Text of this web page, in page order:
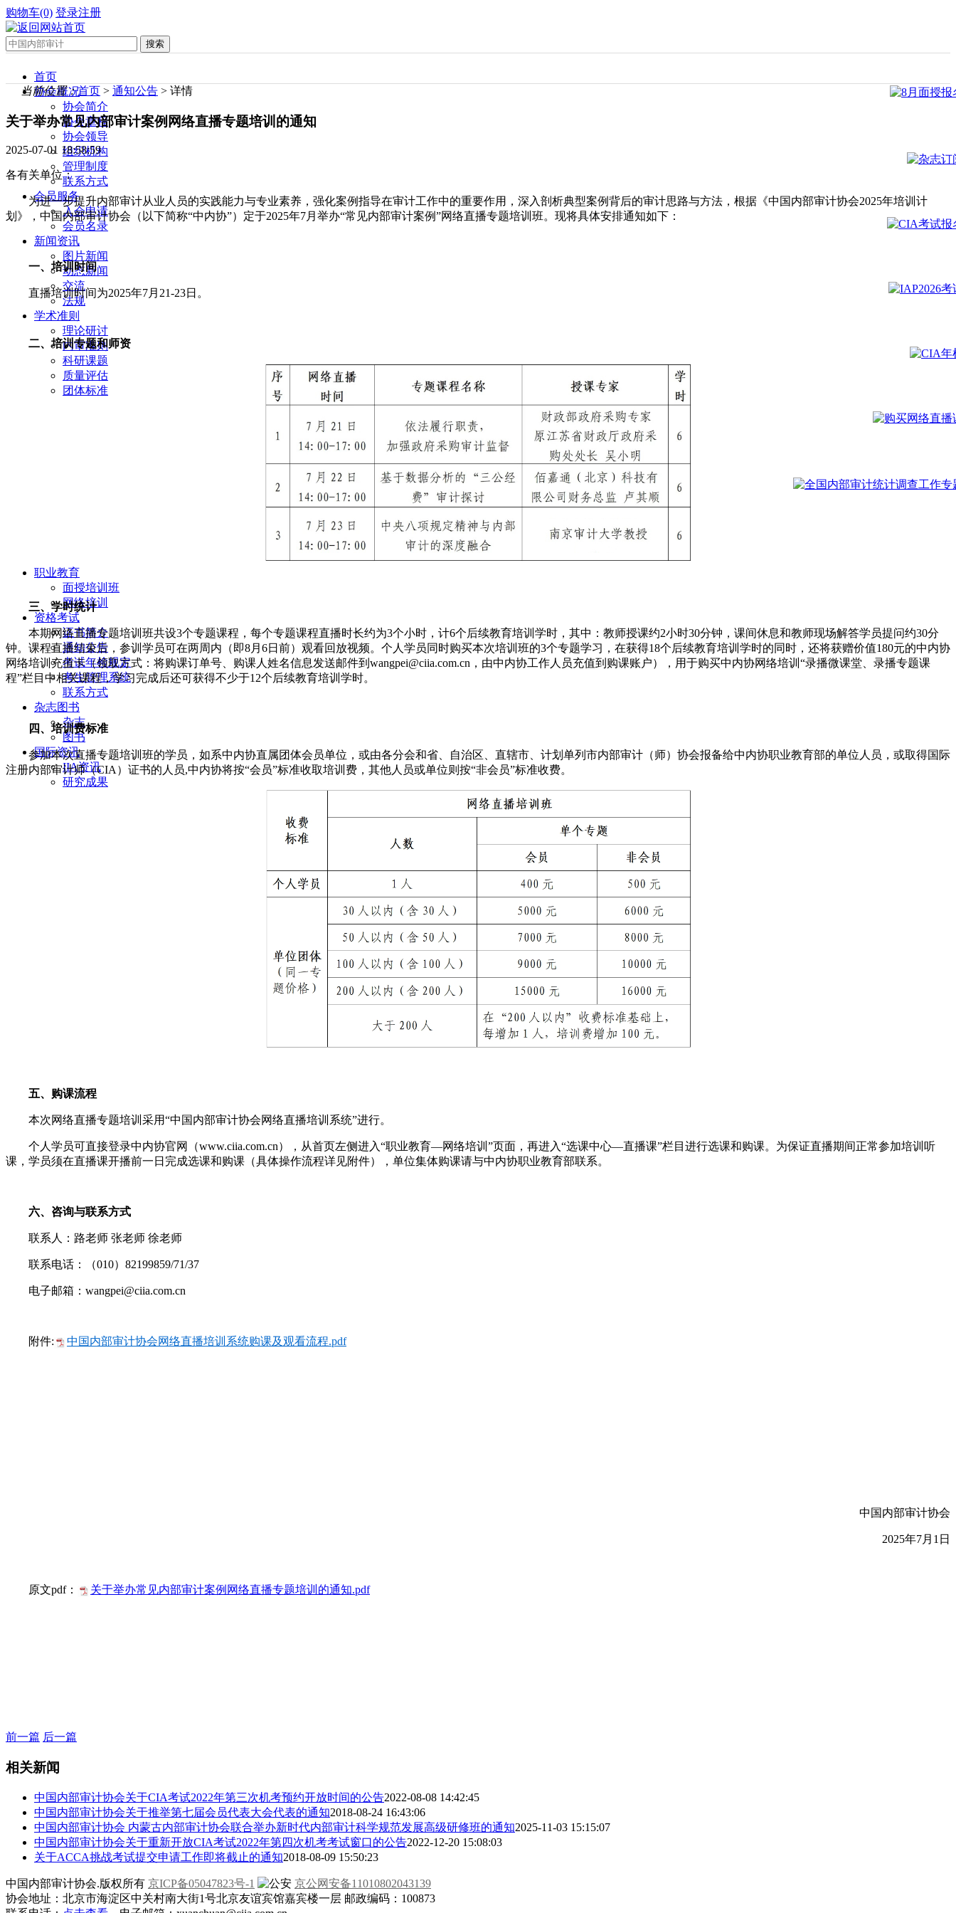
购物车(0) 登录注册
首页
协会概况
协会简介
协会章程
协会领导
组织机构
管理制度
联系方式
会员服务
入会申请
会员名录
新闻资讯
图片新闻
动态新闻
交流
法规
学术准则
理论研讨
内审准则
科研课题
质量评估
团体标准
职业教育
面授培训班
网络培训
资格考试
证书简介
通知公告
考试年检规定
考生管理系统
联系方式
杂志图书
杂志
图书
国际资讯
IIA资讯
研究成果
当前位置：首页 > 通知公告 > 详情
关于举办常见内部审计案例网络直播专题培训的通知
2025-07-01 18:58:59
各有关单位：
为进一步提升内部审计从业人员的实践能力与专业素养，强化案例指导在审计工作中的重要作用，深入剖析典型案例背后的审计思路与方法，根据《中国内部审计协会2025年培训计
划》，中国内部审计协会（以下简称“中内协”）定于2025年7月举办“常见内部审计案例”网络直播专题培训班。现将具体安排通知如下：
一、培训时间
直播培训时间为2025年7月21-23日。
二、培训专题和师资
三、学时统计
本期网络直播专题培训班共设3个专题课程，每个专题课程直播时长约为3个小时，计6个后续教育培训学时，其中：教师授课约2小时30分钟，课间休息和教师现场解答学员提问约30分
钟。课程直播结束后，参训学员可在两周内（即8月6日前）观看回放视频。个人学员同时购买本次培训班的3个专题学习，在获得18个后续教育培训学时的同时，还将获赠价值180元的中内协
网络培训充值卡（领取方式：将购课订单号、购课人姓名信息发送邮件到wangpei@ciia.com.cn，由中内协工作人员充值到购课账户），用于购买中内协网络培训“录播微课堂、录播专题课
程”栏目中相关课程，学习完成后还可获得不少于12个后续教育培训学时。
四、培训费标准
参加本次直播专题培训班的学员，如系中内协直属团体会员单位，或由各分会和省、自治区、直辖市、计划单列市内部审计（师）协会报备给中内协职业教育部的单位人员，或取得国际
注册内部审计师（CIA）证书的人员,中内协将按“会员”标准收取培训费，其他人员或单位则按“非会员”标准收费。
五、购课流程
本次网络直播专题培训采用“中国内部审计协会网络直播培训系统”进行。
个人学员可直接登录中内协官网（www.ciia.com.cn），从首页左侧进入“职业教育—网络培训”页面，再进入“选课中心—直播课”栏目进行选课和购课。为保证直播期间正常参加培训听
课，学员须在直播课开播前一日完成选课和购课（具体操作流程详见附件），单位集体购课请与中内协职业教育部联系。
六、咨询与联系方式
联系人：路老师 张老师 徐老师
联系电话：（010）82199859/71/37
电子邮箱：wangpei@ciia.com.cn
附件: 中国内部审计协会网络直播培训系统购课及观看流程.pdf
中国内部审计协会
2025年7月1日
原文pdf： 关于举办常见内部审计案例网络直播专题培训的通知.pdf
前一篇 后一篇
相关新闻
中国内部审计协会关于CIA考试2022年第三次机考预约开放时间的公告2022-08-08 14:42:45
中国内部审计协会关于推举第七届会员代表大会代表的通知2018-08-24 16:43:06
中国内部审计协会 内蒙古内部审计协会联合举办新时代内部审计科学规范发展高级研修班的通知2025-11-03 15:15:07
中国内部审计协会关于重新开放CIA考试2022年第四次机考考试窗口的公告2022-12-20 15:08:03
关于ACCA挑战考试提交申请工作即将截止的通知2018-08-09 15:50:23
中国内部审计协会.版权所有 京ICP备05047823号-1
京公网安备11010802043139
协会地址：北京市海淀区中关村南大街1号北京友谊宾馆嘉宾楼一层 邮政编码：100873